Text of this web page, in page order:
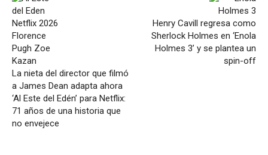
La nieta del director que filmó
a James Dean adapta ahora
‘Al Este del Edén’ para Netflix:
71 años de una historia que
no envejece
Henry Cavill regresa como
Sherlock Holmes en ‘Enola
Holmes 3’ y se plantea un
spin-off